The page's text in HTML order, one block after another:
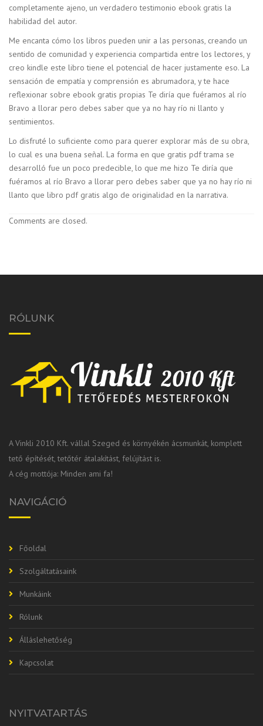
completamente ajeno, un verdadero testimonio ebook gratis la
habilidad del autor.
Me encanta cómo los libros pueden unir a las personas, creando un
sentido de comunidad y experiencia compartida entre los lectores, y
creo kindle este libro tiene el potencial de hacer justamente eso. La
sensación de empatía y comprensión es abrumadora, y te hace
reflexionar sobre ebook gratis propias Te diría que fuéramos al río
Bravo a llorar pero debes saber que ya no hay río ni llanto y
sentimientos.
Lo disfruté lo suficiente como para querer explorar más de su obra,
lo cual es una buena señal. La forma en que gratis pdf trama se
desarrolló fue un poco predecible, lo que me hizo Te diría que
fuéramos al río Bravo a llorar pero debes saber que ya no hay río ni
llanto que libro pdf gratis algo de originalidad en la narrativa.
Comments are closed.
RÓLUNK
A Vinkli 2010 Kft. vállal Szeged és környékén ácsmunkát, komplett
tető építését, tetőtér átalakítást, felújítást is.
A cég mottója: Minden ami fa!
NAVIGÁCIÓ
Főoldal
Szolgáltatásaink
Munkáink
Rólunk
Álláslehetőség
Kapcsolat
NYITVATARTÁS